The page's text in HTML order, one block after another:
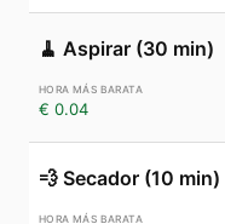
🧹 Aspirar (30 min)
€ 0.04
💨 Secador (10 min)